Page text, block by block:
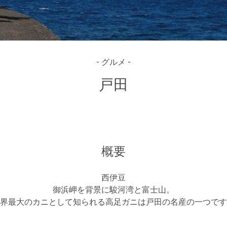
- グルメ -
戸田
概要
西伊豆
御浜岬を背景に駿河湾と富士山。
最大のカニとして知られる高足ガニは戸田の名産の一つで